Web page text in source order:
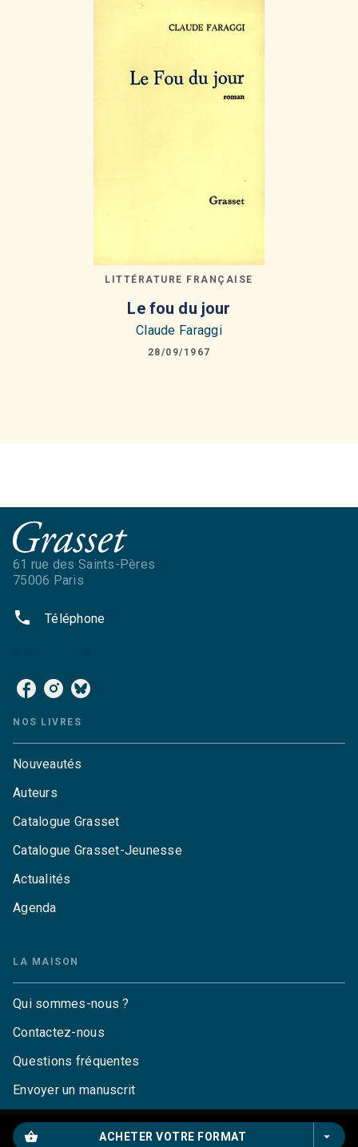
shopping_basket ACHETER VOTRE FORMAT arrow_drop_down
LITTÉRATURE FRANÇAISE
Le fou du jour
Claude Faraggi
28/09/1967
61 rue des Saints-Pères
75006 Paris
phone Téléphone
NOS LIVRES
Nouveautés
Auteurs
Catalogue Grasset
Catalogue Grasset-Jeunesse
Actualités
Agenda
LA MAISON
Qui sommes-nous ?
Contactez-nous
Questions fréquentes
Envoyer un manuscrit